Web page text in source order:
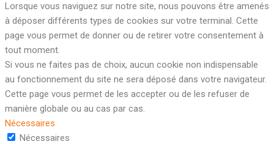
Lorsque vous naviguez sur notre site, nous pouvons être amenés
à déposer différents types de cookies sur votre terminal. Cette
page vous permet de donner ou de retirer votre consentement à
tout moment.
Si vous ne faites pas de choix, aucun cookie non indispensable
au fonctionnement du site ne sera déposé dans votre navigateur.
Cette page vous permet de les accepter ou de les refuser de
manière globale ou au cas par cas.
Nécessaires
Nécessaires